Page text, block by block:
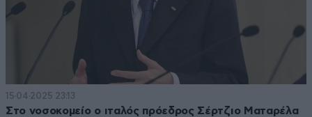
15·04·2025 23:13
Στο νοσοκομείο ο ιταλός πρόεδρος Σέρτζιο Ματαρέλα